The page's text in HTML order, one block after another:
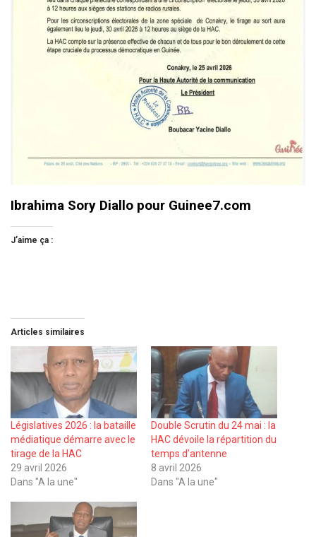
Ibrahima Sory Diallo pour Guinee7.com
J’aime ça :
Articles similaires
Législatives 2026 : la bataille
médiatique démarre avec le
tirage de la HAC
29 avril 2026
Dans "A la une"
Double Scrutin du 24 mai : la
HAC dévoile la répartition du
temps d’antenne
8 avril 2026
Dans "A la une"